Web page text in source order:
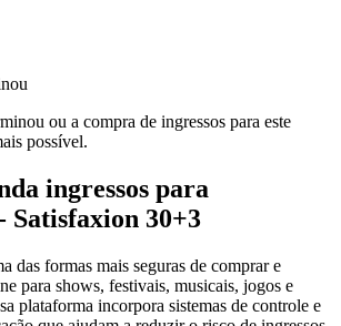
ou a compra de ingressos para este
possível.
ingressos para
30+3
das formas mais seguras de comprar e
para shows, festivais, musicais, jogos e
plataforma incorpora sistemas de controle e